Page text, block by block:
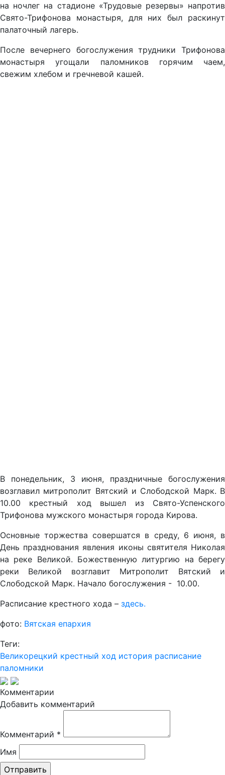
на ночлег на стадионе «Трудовые резервы» напротив
Свято-Трифонова монастыря, для них был раскинут
палаточный лагерь.
После вечернего богослужения трудники Трифонова
монастыря угощали паломников горячим чаем,
свежим хлебом и гречневой кашей.
В понедельник, 3 июня, праздничные богослужения
возглавил митрополит Вятский и Слободской Марк. В
10.00 крестный ход вышел из Свято-Успенского
Трифонова мужского монастыря города Кирова.
Основные торжества совершатся в среду, 6 июня, в
День празднования явления иконы святителя Николая
на реке Великой. Божественную литургию на берегу
реки Великой возглавит Митрополит Вятский и
Слободской Марк. Начало богослужения - 10.00.
Расписание крестного хода – здесь.
фото: Вятская епархия
Теги:
Великорецкий крестный ход история расписание
паломники
Комментарии
Добавить комментарий
Комментарий *
Имя